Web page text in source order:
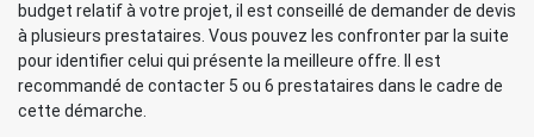
budget relatif à votre projet, il est conseillé de demander de devis
à plusieurs prestataires. Vous pouvez les confronter par la suite
pour identifier celui qui présente la meilleure offre. Il est
recommandé de contacter 5 ou 6 prestataires dans le cadre de
cette démarche.